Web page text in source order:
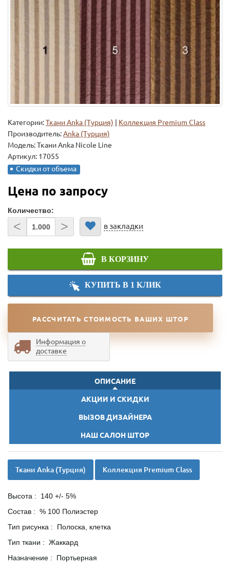
Категории:Ткани Anka (Турция)
Коллекция Premium Class
Производитель:Anka (Турция)
Модель:Ткани Anka Nicole Line
Артикул: 17055
Скидки от объема
Цена по запросу
Количество:
< > в закладки
В КОРЗИНУ
КУПИТЬ В 1 КЛИК
РАССЧИТАТЬ СТОИМОСТЬ ВАШИХ ШТОР
Информация о
доставке
ОПИСАНИЕ
АКЦИИ И СКИДКИ
ВЫЗОВ ДИЗАЙНЕРА
НАШ САЛОН ШТОР
Ткани Anka (Турция) Коллекция Premium Class
Высота : 140 +/- 5%
Состав : % 100 Полиэстер
Тип рисунка : Полоска, клетка
Тип ткани : Жаккард
Назначение : Портьерная